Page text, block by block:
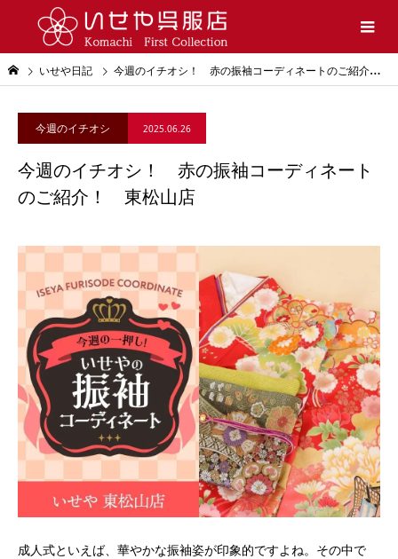
いせや日記 今週のイチオシ！ 赤の振袖コーディネートのご紹介！ 東松山店
今週のイチオシ 2025.06.26
今週のイチオシ！ 赤の振袖コーディネート
のご紹介！ 東松山店
成人式といえば、華やかな振袖姿が印象的ですよね。その中で